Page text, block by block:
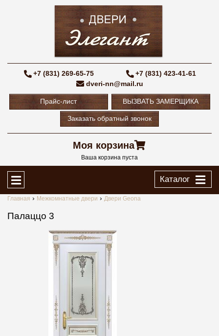
+7 (831) 269-65-75
+7 (831) 423-41-61
dveri-nn@mail.ru
Прайс-лист ВЫЗВАТЬ ЗАМЕРЩИКА
Заказать обратный звонок
Моя корзина
Ваша корзина пуста
Каталог
Главная Межкомнатные двери Двери Geona
Палаццо 3